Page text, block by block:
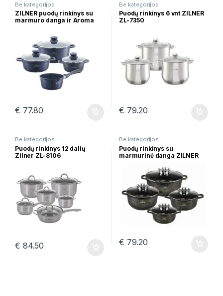
Be kategorijos
ZILNER puodų rinkinys su
marmuro danga ir Aroma
€ 77.80
Be kategorijos
Puodų rinkinys 6 vnt ZILNER
ZL-7350
€ 79.20
Be kategorijos
Puodų rinkinys 12 dalių
Zilner ZL-8106
€ 84.50
Be kategorijos
Puodų rinkinys su
marmurinė danga ZILNER
€ 79.20